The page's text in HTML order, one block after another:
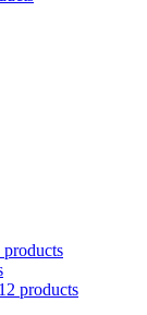
products
12 products